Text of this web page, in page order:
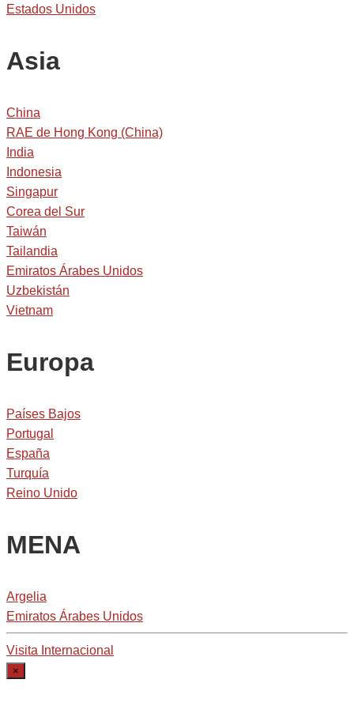
Estados Unidos
Asia
China
RAE de Hong Kong (China)
India
Indonesia
Singapur
Corea del Sur
Taiwán
Tailandia
Emiratos Árabes Unidos
Uzbekistán
Vietnam
Europa
Países Bajos
Portugal
España
Turquía
Reino Unido
MENA
Argelia
Emiratos Árabes Unidos
Visita Internacional
×